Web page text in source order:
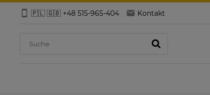
🇵🇱 🇬🇧 +48 515-965-404 Kontakt